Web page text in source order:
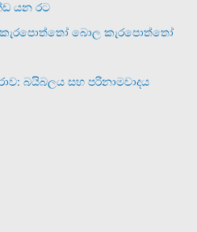
යන රට
බොල කැරපොත්තෝ
බයිබලය සහ පරිනාමවාදය